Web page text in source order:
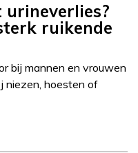
urineverlies?
ruikende
bij mannen en vrouwen
niezen, hoesten of